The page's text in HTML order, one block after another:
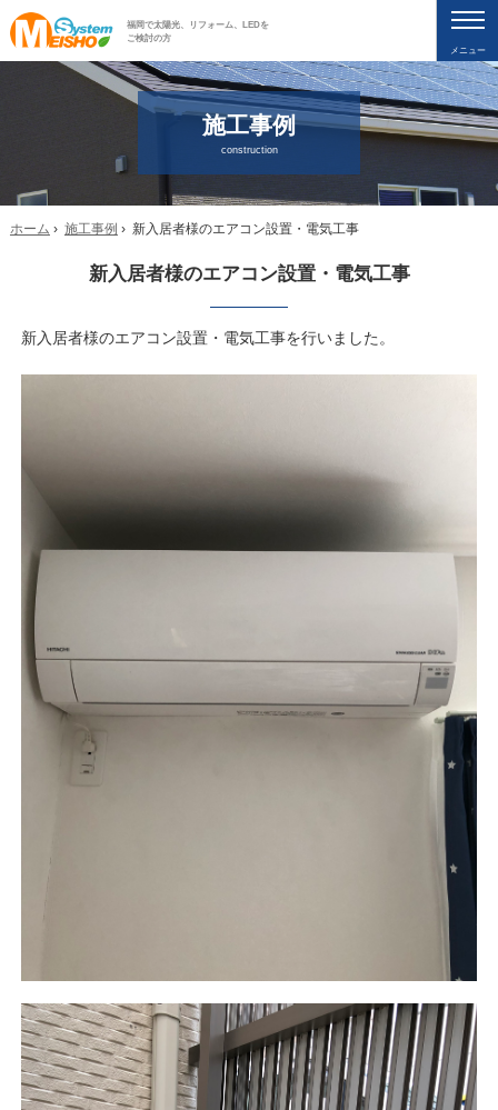
福岡で太陽光、リフォーム、LEDを
ご検討の方
メニュー
施工事例
construction
ホーム › 施工事例 › 新入居者様のエアコン設置・電気工事
新入居者様のエアコン設置・電気工事
新入居者様のエアコン設置・電気工事を行いました。